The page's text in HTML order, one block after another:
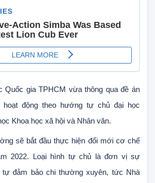
Quốc gia TPHCM vừa thông qua đề án
hoạt động theo hướng tự chủ đại học
Khoa học xã hội và Nhân văn.
sẽ bắt đầu thực hiện đổi mới cơ chế
2022. Loại hình tự chủ là đơn vị sự